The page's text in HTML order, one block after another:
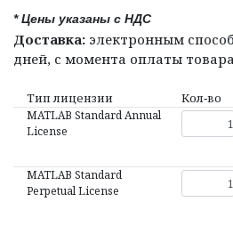
* Цены указаны с НДС
Доставка: электронным
дней, с момента оплаты товара
Тип лицензии Кол‑во
MATLAB Standard Annual
License
MATLAB Standard
Perpetual License